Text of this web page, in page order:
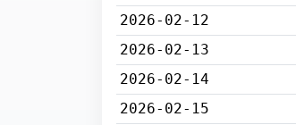
2026-02-12
2026-02-13
2026-02-14
2026-02-15